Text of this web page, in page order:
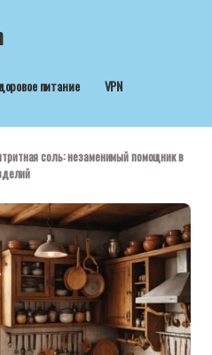
питание
VPN
соль: незаменимый помощник в